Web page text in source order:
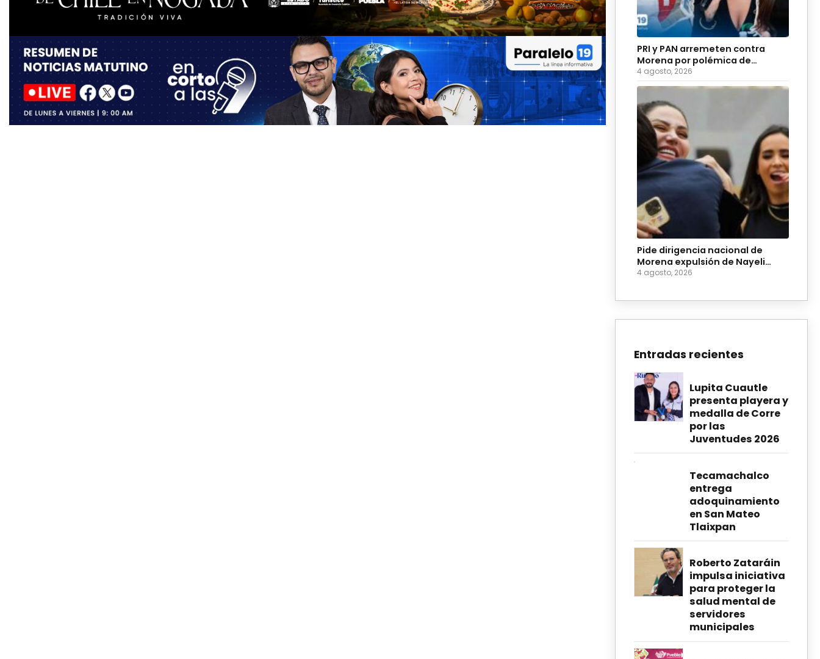
PRI y PAN arremeten contra
Morena por polémica de
diputadas sobre adultos
mayores
4 agosto, 2026
Pide dirigencia nacional de
Morena expulsión de Nayeli
Salvatori y Grace Palomares
4 agosto, 2026
Entradas recientes
Lupita Cuautle
presenta playera y
medalla de Corre
por las
Juventudes 2026
Tecamachalco
entrega
adoquinamiento
en San Mateo
Tlaixpan
Roberto Zataráin
impulsa iniciativa
para proteger la
salud mental de
servidores
municipales